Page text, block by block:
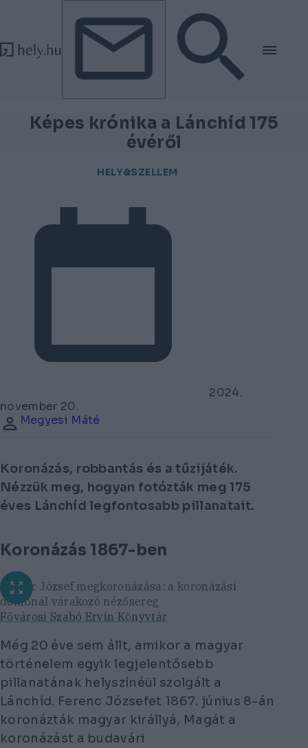
Tovább a tartalomhoz
Tovább a lábléchez
Képes krónika a Lánchíd 175
évéről
HELY&SZELLEM
2024.
november 20.
Megyesi Máté
Koronázás, robbantás és a tűzijáték.
Nézzük meg, hogyan fotózták meg 175
éves Lánchíd legfontosabb pillanatait.
Koronázás 1867-ben
Ferenc József megkoronázása: a koronázási
dombnál várakozó nézősereg
Fővárosi Szabó Ervin Könyvtár
Még 20 éve sem állt, amikor a magyar
történelem egyik legjelentősebb
pillanatának helyszínéül szolgált a
Lánchíd. Ferenc Józsefet 1867. június 8-án
koronázták magyar királlyá, Magát a
koronázást a budavári